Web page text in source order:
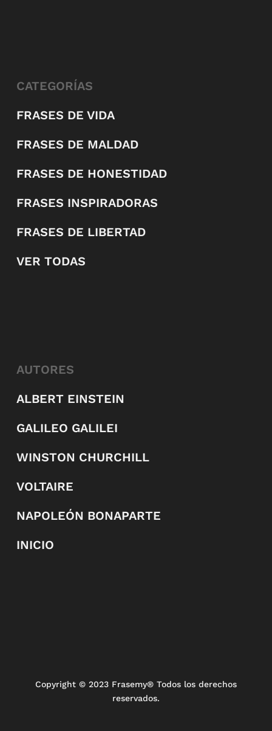
CATEGORÍAS
FRASES DE VIDA
FRASES DE MALDAD
FRASES DE HONESTIDAD
FRASES INSPIRADORAS
FRASES DE LIBERTAD
VER TODAS
AUTORES
ALBERT EINSTEIN
GALILEO GALILEI
WINSTON CHURCHILL
VOLTAIRE
NAPOLEÓN BONAPARTE
INICIO
Copyright © 2023 Frasemy® Todos los derechos
reservados.